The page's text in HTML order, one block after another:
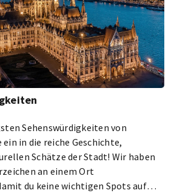
Sehenswürdigkeiten von
in die reiche Geschichte,
Schätze der Stadt! Wir haben
an einem Ort
du keine wichtigen Spots auf